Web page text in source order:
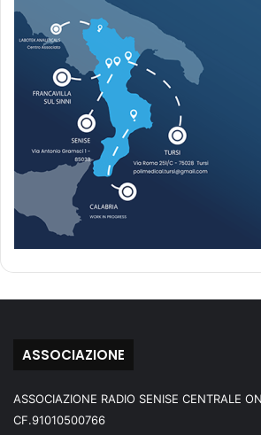
ASSOCIAZIONE
ASSOCIAZIONE RADIO SENISE CENTRALE
CF.91010500766